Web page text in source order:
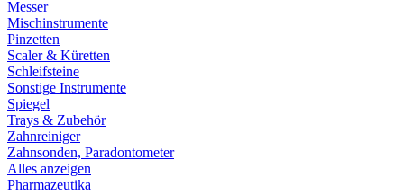
Messer
Mischinstrumente
Pinzetten
Scaler & Küretten
Schleifsteine
Sonstige Instrumente
Spiegel
Trays & Zubehör
Zahnreiniger
Zahnsonden, Paradontometer
Alles anzeigen
Pharmazeutika